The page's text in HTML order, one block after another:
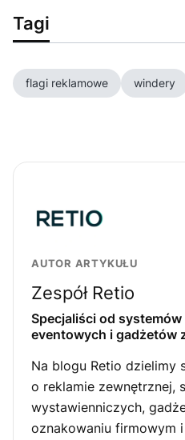
Tagi
flagi reklamowe windery
AUTOR ARTYKUŁU
Zespół Retio
Specjaliści od
eventowych i gadżetów
Na blogu Retio dzielimy
o reklamie zewnętrznej,
wystawienniczych,
oznakowaniu firmowym